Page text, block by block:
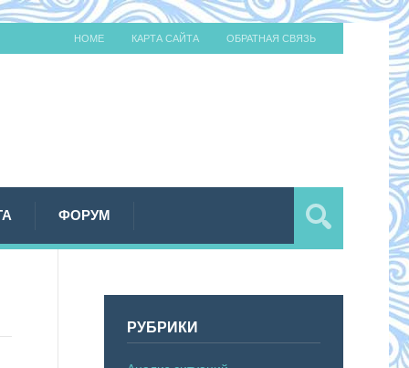
HOME КАРТА САЙТА ОБРАТНАЯ СВЯЗЬ
ФОРУМ
РУБРИКИ